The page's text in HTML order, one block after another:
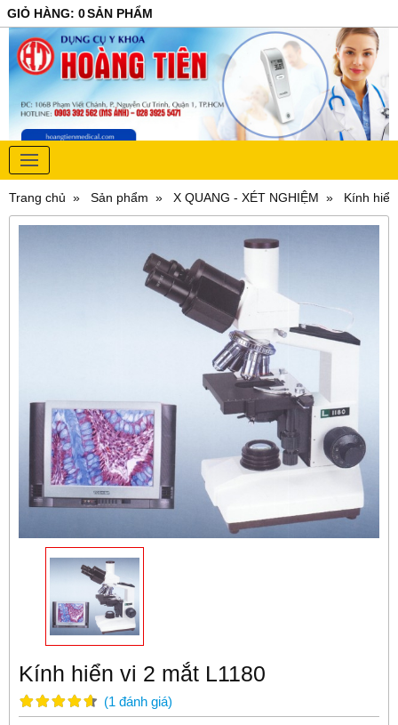
GIỎ HÀNG: 0SẢN PHẨM
Trang chủ Sản phẩm X QUANG - XÉT NGHIỆM Kính
Kính hiển vi 2 mắt L1180
(1 đánh giá)